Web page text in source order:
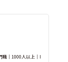
職｜1000人以上｜I